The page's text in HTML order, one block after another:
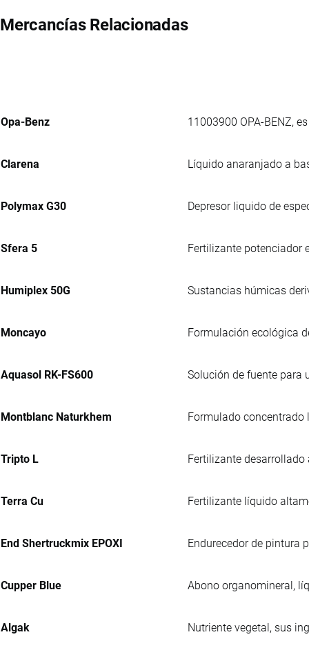
Mercancías Relacionadas
Opa-Benz 11003900 OPA-BENZ,
Clarena Líquido anaranjado a
Polymax G30 Depresor liquido de
Sfera 5 Fertilizante potenciador
Humiplex 50G Sustancias húmicas
Moncayo Formulación ecológica
Aquasol RK-FS600 Solución de fuente para
Montblanc Naturkhem Formulado
Tripto L Fertilizante
Terra Cu Fertilizante líquido
End Shertruckmix EPOXI Endurecedor de pintura
Cupper Blue Abono organomineral,
Algak Nutriente vegetal, sus